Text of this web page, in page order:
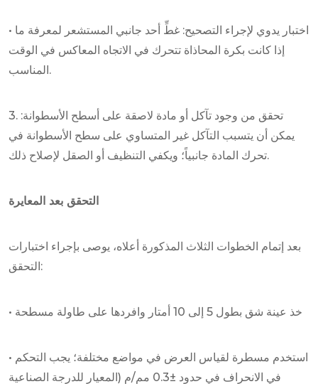
• اختبار يدوي لإجراء التصحيح: غطِّ أحد جانبي المستشعر لمعرفة ما
إذا كانت بكرة المحاذاة تتحرك في الاتجاه المعاكس في الوقت
المناسب.
3. تحقق من وجود تآكل أو مادة لاصقة على أسطح الأسطوانة:
يمكن أن يتسبب التآكل غير المتساوي على سطح الأسطوانة في
تحرك المادة جانبياً؛ ويكفي التنظيف أو الصقل لإصلاح ذلك.
التحقق بعد المعايرة
بعد إتمام الخطوات الثلاث المذكورة أعلاه، يوصى بإجراء اختبارات
التحقق:
• خذ عينة شق بطول 5 إلى 10 أمتار وافردها على طاولة مسطحة
• استخدم مسطرة لقياس العرض في مواضع مختلفة؛ يجب التحكم
في الانحراف في حدود ±0.3 مم/م (المعيار للدرجة الصناعية